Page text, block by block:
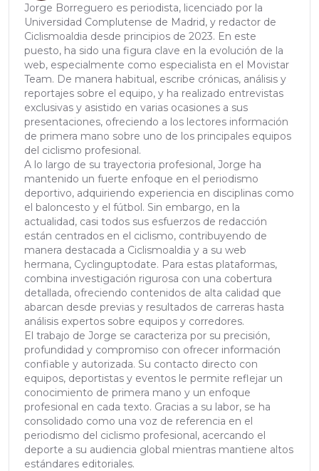
Jorge Borreguero es periodista, licenciado por la
Universidad Complutense de Madrid, y redactor de
Ciclismoaldia desde principios de 2023. En este
puesto, ha sido una figura clave en la evolución de la
web, especialmente como especialista en el Movistar
Team. De manera habitual, escribe crónicas, análisis y
reportajes sobre el equipo, y ha realizado entrevistas
exclusivas y asistido en varias ocasiones a sus
presentaciones, ofreciendo a los lectores información
de primera mano sobre uno de los principales equipos
del ciclismo profesional.
A lo largo de su trayectoria profesional, Jorge ha
mantenido un fuerte enfoque en el periodismo
deportivo, adquiriendo experiencia en disciplinas como
el baloncesto y el fútbol. Sin embargo, en la
actualidad, casi todos sus esfuerzos de redacción
están centrados en el ciclismo, contribuyendo de
manera destacada a Ciclismoaldia y a su web
hermana, Cyclinguptodate. Para estas plataformas,
combina investigación rigurosa con una cobertura
detallada, ofreciendo contenidos de alta calidad que
abarcan desde previas y resultados de carreras hasta
análisis expertos sobre equipos y corredores.
El trabajo de Jorge se caracteriza por su precisión,
profundidad y compromiso con ofrecer información
confiable y autorizada. Su contacto directo con
equipos, deportistas y eventos le permite reflejar un
conocimiento de primera mano y un enfoque
profesional en cada texto. Gracias a su labor, se ha
consolidado como una voz de referencia en el
periodismo del ciclismo profesional, acercando el
deporte a su audiencia global mientras mantiene altos
estándares editoriales.